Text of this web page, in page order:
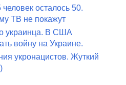
осталось 50.
ТВ не покажут
украинца. В США
войну на Украине.
укронацистов. Жуткий